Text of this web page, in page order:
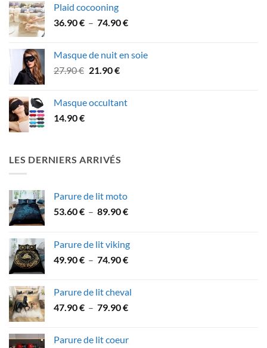
était :
64.90 €.59.90 €.
Plaid cocooning
36.90€ – 74.90€Plage
36.90 €
Masque de nuit en soie
27.90€ Le
était :
21.90€Le
est :
Masque occultant
14.90€
LES DERNIERS ARRIVÉS
Parure de lit moto
53.60€ – 89.90€Plage
53.60 €
à
Parure de lit viking
49.90€ – 74.90€Plage
49.90 €
à
Parure de lit cheval
47.90€ – 79.90€Plage
Parure de lit coeur